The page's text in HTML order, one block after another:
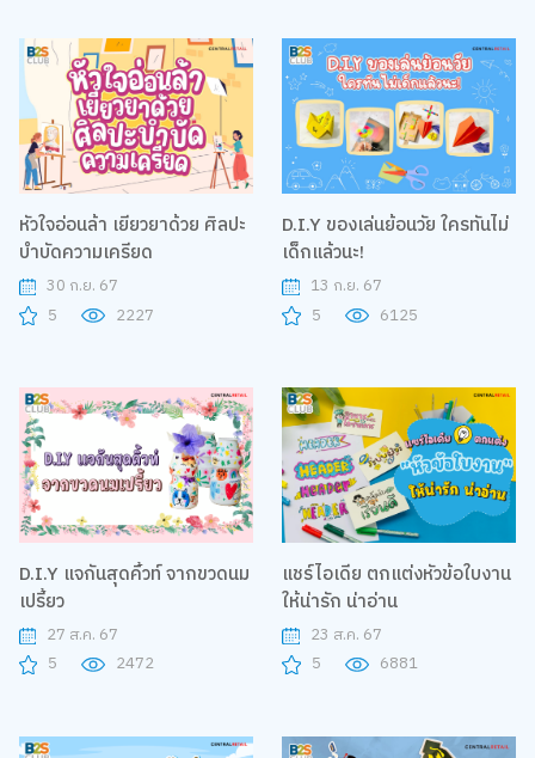
หัวใจอ่อนล้า เยียวยาด้วย ศิลปะ
บำบัดความเครียด
30 ก.ย. 67
5
2227
D.I.Y ของเล่นย้อนวัย ใครทันไม่
เด็กแล้วนะ!
13 ก.ย. 67
5
6125
D.I.Y แจกันสุดคิ้วท์ จากขวดนม
เปรี้ยว
27 ส.ค. 67
5
2472
แชร์ไอเดีย ตกแต่งหัวข้อใบงาน
ให้น่ารัก น่าอ่าน
23 ส.ค. 67
5
6881